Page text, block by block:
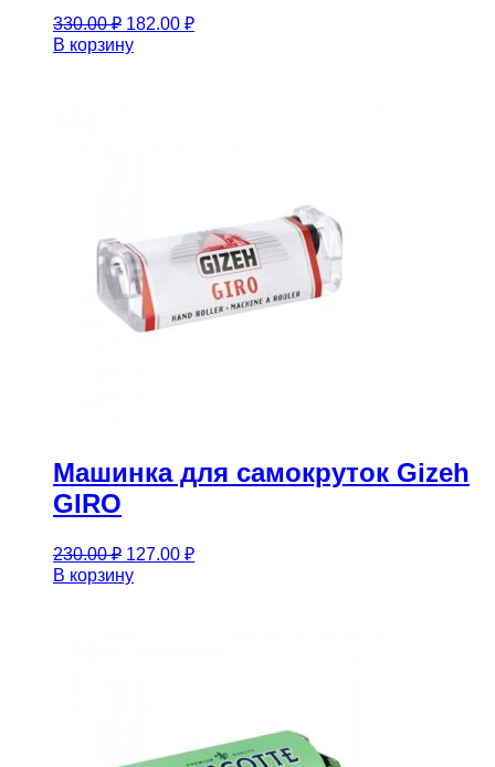
330.00₽ Первоначальная
цена
составляла
182.00 ₽Текущая
В корзину
Машинка для самокруток Gizeh
GIRO
230.00₽ Первоначальная
цена
составляла
127.00 ₽Текущая
В корзину